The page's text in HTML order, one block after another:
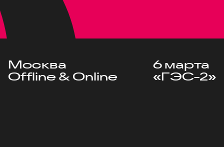
Москва
Offline & Online
6 марта
«ГЭС-2»